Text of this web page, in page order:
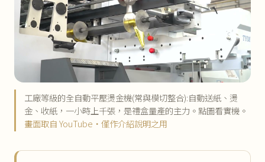
工廠等級的全自動平壓燙金機(常與模切整合):自動送紙、燙
金、收紙，一小時上千張，是禮盒量產的主力。點圖看實機。
畫面取自 YouTube・僅作介紹說明之用